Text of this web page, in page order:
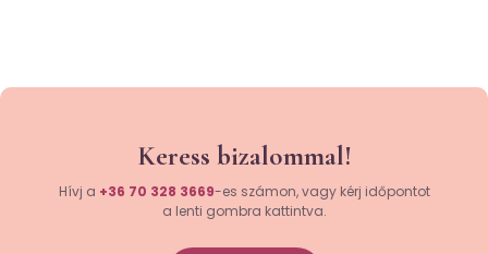
Keress bizalommal!
Hívj a +36 70 328 3669-es számon, vagy kérj időpontot
a lenti gombra kattintva.